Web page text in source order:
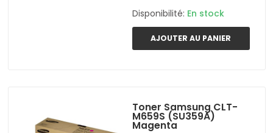
Disponibilité: En stock
AJOUTER AU PANIER
Toner Samsung CLT-
M659S (SU359A)
Magenta